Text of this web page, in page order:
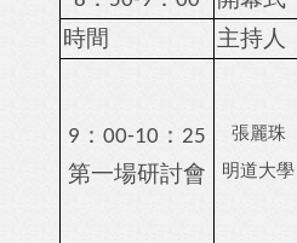
時間 主持人
9 ： 00-10 ： 25
第一場研討會
張麗珠
明道大學